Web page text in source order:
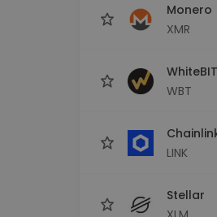
Monero
XMR
WBT
LINK
Stellar